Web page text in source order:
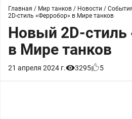
Главная / Мир танков / Новости /
2D-стиль «Ферробор» в Мире танков
Новый 2D-стиль
в Мире танков
21 апреля 2024 г. 3295 5